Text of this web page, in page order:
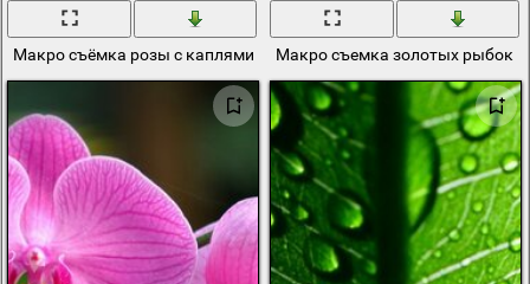
Макро съёмка розы с каплями водыМакро съемка золотых рыбок